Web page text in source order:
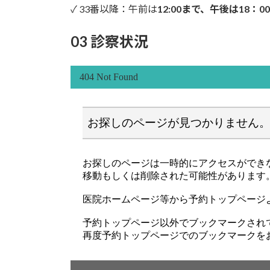
✓ 33番以降：午前は12:00まで、午後は18：
03 診察状況